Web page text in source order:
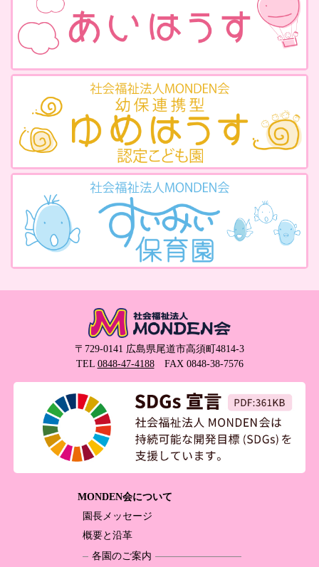
〒729-0141 広島県尾道市高須町4814-3
TEL 0848-47-4188FAX 0848-38-7576
MONDEN会について
園長メッセージ
概要と沿革
各園のご案内